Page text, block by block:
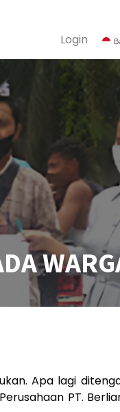
Login
Apa lagi
PT.